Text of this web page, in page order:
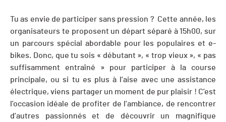
Tu as envie de participer sans pression ? Cette année, les
organisateurs te proposent un départ séparé à 15h00, sur
un parcours spécial abordable pour les populaires et e-
bikes. Donc, que tu sois « débutant », « trop vieux », « pas
suffisamment entraîné » pour participer à la course
principale, ou si tu es plus à l’aise avec une assistance
électrique, viens partager un moment de pur plaisir ! C’est
l’occasion idéale de profiter de l’ambiance, de rencontrer
d’autres passionnés et de découvrir un magnifique